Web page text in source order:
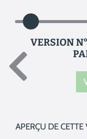
VERSION
APERÇU DE CETTE